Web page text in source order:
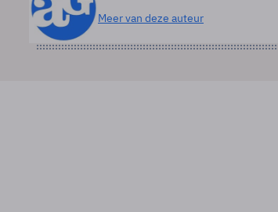
Meer van deze auteur